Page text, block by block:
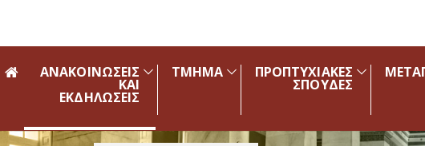
ΑΝΑΚΟΙΝΩΣΕΙΣ
ΚΑΙ
ΕΚΔΗΛΩΣΕΙΣ
ΤΜΗΜΑ ΠΡΟΠΤΥΧΙΑΚΕΣ
ΣΠΟΥΔΕΣ